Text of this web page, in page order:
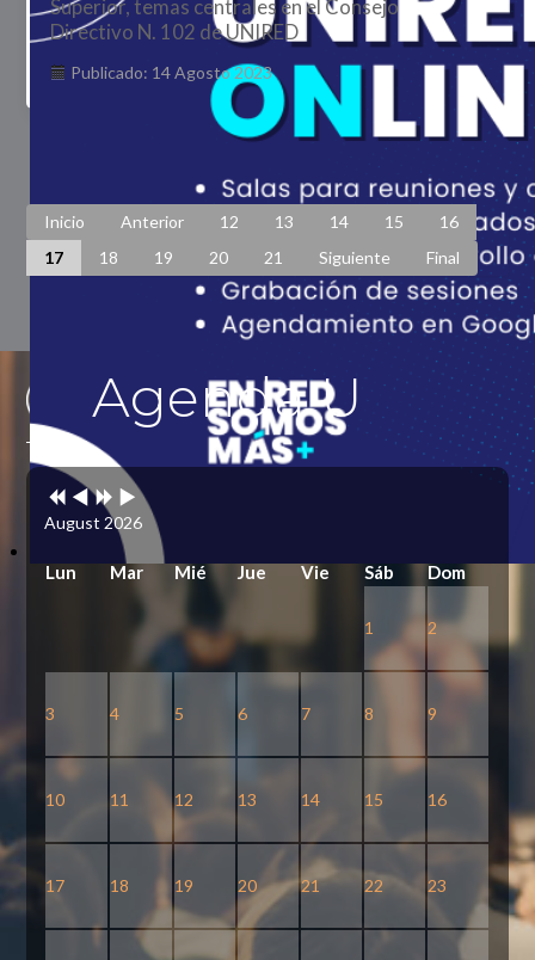
Superior, temas centrales en el Consejo
Directivo N. 102 de UNIRED
Publicado: 14 Agosto 2023
Página 17 de 448
Inicio
Anterior 12 13 14 15
16
17
18 19 20 21 Siguiente Final
Agenda U
Previous
Year
Previous
Month
NextNext
Month
August 2026
Lun Mar Mié Jue Vie Sáb Dom
1 2
3 4 5 6 7 8 9
10 11 12 13 14 15 16
17 18 19 20 21 22 23